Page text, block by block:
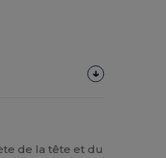
de la tête et du